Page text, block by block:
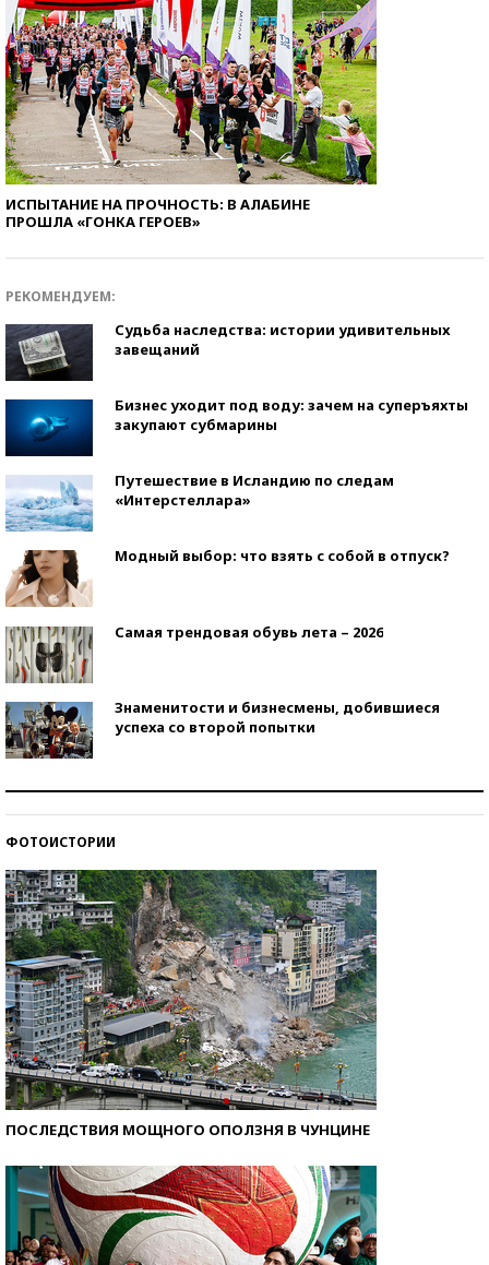
ИСПЫТАНИЕ НА ПРОЧНОСТЬ: В АЛАБИНЕ
ПРОШЛА «ГОНКА ГЕРОЕВ»
РЕКОМЕНДУЕМ:
Судьба наследства: истории удивительных
завещаний
Бизнес уходит под воду: зачем на суперъяхты
закупают субмарины
Путешествие в Исландию по следам
«Интерстеллара»
Модный выбор: что взять с собой в отпуск?
Самая трендовая обувь лета – 2026
Знаменитости и бизнесмены, добившиеся
успеха со второй попытки
ФОТОИСТОРИИ
ПОСЛЕДСТВИЯ МОЩНОГО ОПОЛЗНЯ В ЧУНЦИНЕ